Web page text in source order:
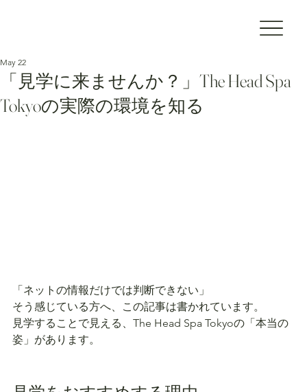
「見学に来ませんか？」The Head Spa
Tokyoの実際の環境を知る
May 22
「ネットの情報だけでは判断できない」
そう感じている方へ、この記事は書かれています。
見学することで見える、The Head Spa Tokyoの「本当の
姿」があります。